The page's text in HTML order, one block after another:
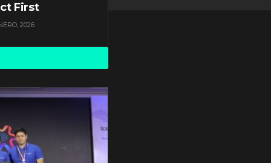
First
2026